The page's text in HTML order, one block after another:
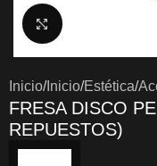
Clic para ampliar
Inicio Inicio Estética
FRESA DISCO
REPUESTOS)